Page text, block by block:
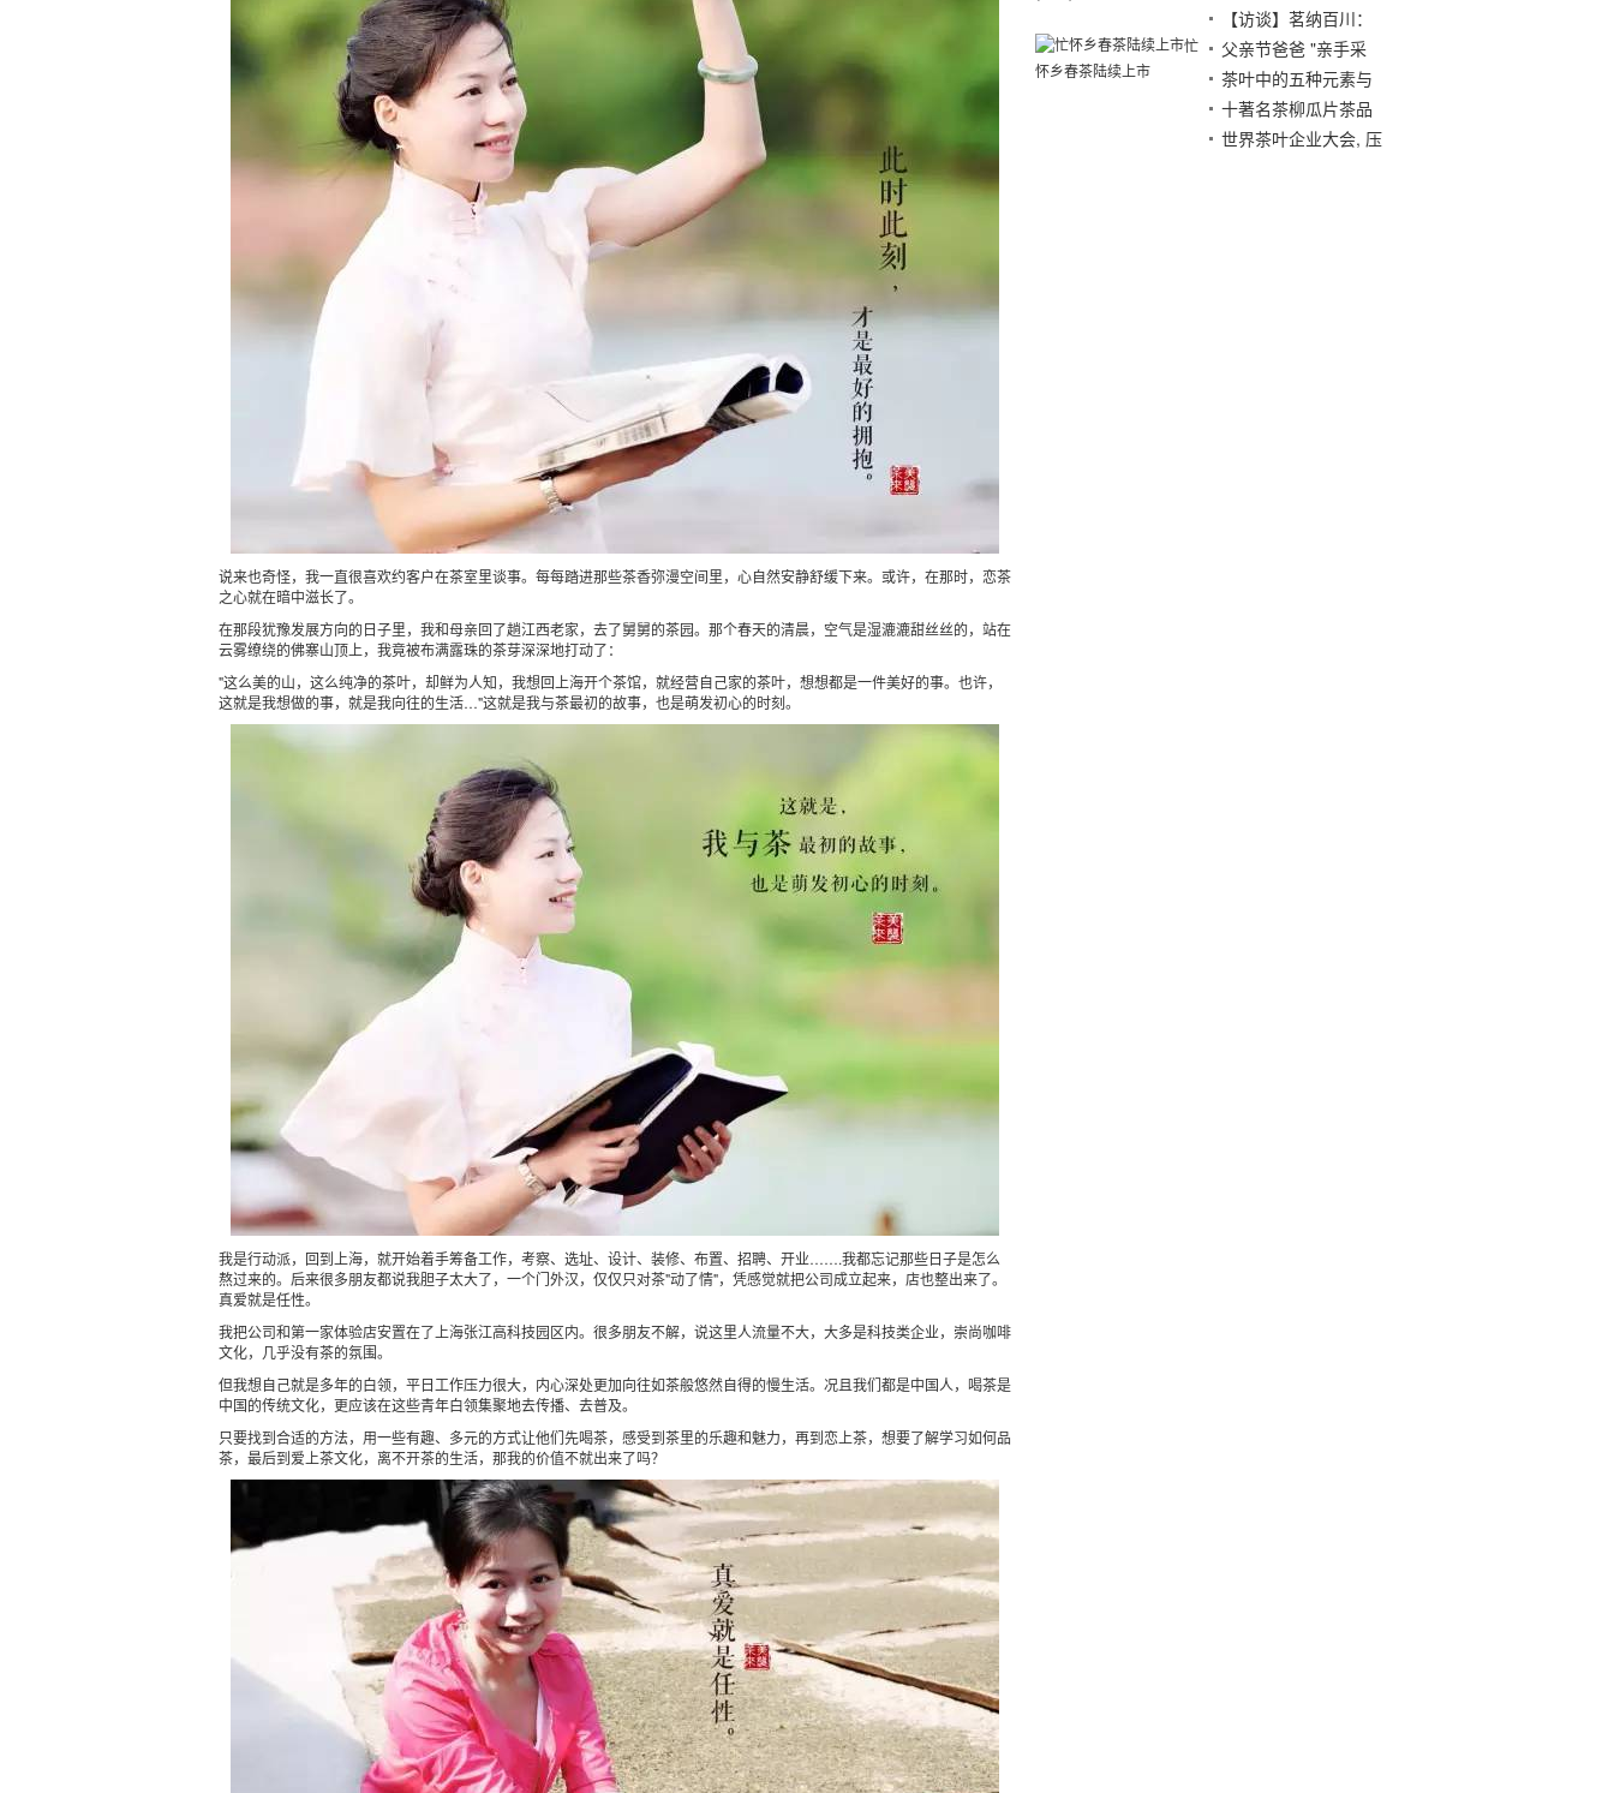
说来也奇怪，我一直很喜欢约客户在茶室里谈事。每每踏进那些茶香弥漫空间里，心自然安静舒缓下来。或许，在那时，恋茶
之心就在暗中滋长了。
在那段犹豫发展方向的日子里，我和母亲回了趟江西老家，去了舅舅的茶园。那个春天的清晨，空气是湿漉漉甜丝丝的，站在
云雾缭绕的佛寨山顶上，我竟被布满露珠的茶芽深深地打动了：
"这么美的山，这么纯净的茶叶，却鲜为人知，我想回上海开个茶馆，就经营自己家的茶叶，想想都是一件美好的事。也许，
这就是我想做的事，就是我向往的生活…"这就是我与茶最初的故事，也是萌发初心的时刻。
我是行动派，回到上海，就开始着手筹备工作，考察、选址、设计、装修、布置、招聘、开业…….我都忘记那些日子是怎么
熬过来的。后来很多朋友都说我胆子太大了，一个门外汉，仅仅只对茶"动了情"，凭感觉就把公司成立起来，店也整出来了。
真爱就是任性。
我把公司和第一家体验店安置在了上海张江高科技园区内。很多朋友不解，说这里人流量不大，大多是科技类企业，崇尚咖啡
文化，几乎没有茶的氛围。
但我想自己就是多年的白领，平日工作压力很大，内心深处更加向往如茶般悠然自得的慢生活。况且我们都是中国人，喝茶是
中国的传统文化，更应该在这些青年白领集聚地去传播、去普及。
只要找到合适的方法，用一些有趣、多元的方式让他们先喝茶，感受到茶里的乐趣和魅力，再到恋上茶，想要了解学习如何品
茶，最后到爱上茶文化，离不开茶的生活，那我的价值不就出来了吗？
【访谈】茗纳百川：
消费者需求出发“倒
推”产品研发
忙
怀乡春茶陆续上市
父亲节爸爸 "亲手采
摘" 喝一清远
Wanlihan 茶糕
茶叶中的五种元素与
茶叶中五元素的能量
十著名茶柳瓜片茶品
尝
世界茶叶企业大会, 压